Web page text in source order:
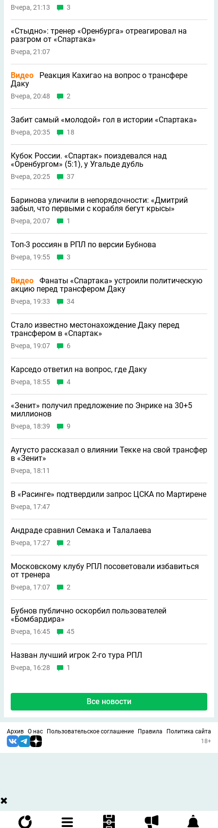
Вчера, 21:13 3
«Стыдно»: тренер «Оренбурга» отреагировал на
разгром от «Спартака»
Вчера, 21:07
Видео
Реакция Кахигао на вопрос о трансфере
Даку
Вчера, 20:48 2
Забит самый «молодой» гол в истории «Спартака»
Вчера, 20:35 18
Кубок России. «Спартак» поиздевался над
«Оренбургом» (5:1), у Угальде дубль
Вчера, 20:25 37
Баринова уличили в непорядочности: «Дмитрий
забыл, что первыми с корабля бегут крысы»
Вчера, 20:07 1
Топ-3 россиян в РПЛ по версии Бубнова
Вчера, 19:55 3
Видео
Фанаты «Спартака» устроили политическую
акцию перед трансфером Даку
Вчера, 19:33 34
Стало известно местонахождение Даку перед
трансфером в «Спартак»
Вчера, 19:07 6
Карседо ответил на вопрос, где Даку
Вчера, 18:55 4
«Зенит» получил предложение по Энрике на 30+5
миллионов
Вчера, 18:39 9
Аугусто рассказал о влиянии Текке на свой трансфер
в «Зенит»
Вчера, 18:11
В «Расинге» подтвердили запрос ЦСКА по Мартирене
Вчера, 17:47
Андраде сравнил Семака и Талалаева
Вчера, 17:27 2
Московскому клубу РПЛ посоветовали избавиться
от тренера
Вчера, 17:07 2
Бубнов публично оскорбил пользователей
«Бомбардира»
Вчера, 16:45 45
Назван лучший игрок 2-го тура РПЛ
Вчера, 16:28 1
Все новости
Архив О нас Пользовательское соглашение Правила
Политика сайта
18+